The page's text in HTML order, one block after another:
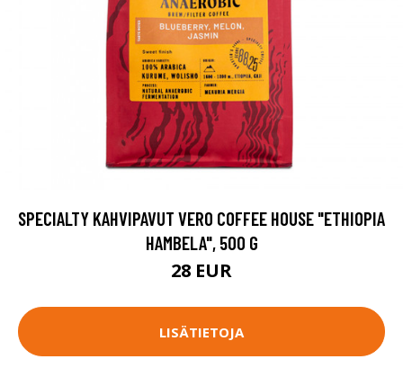
SPECIALTY KAHVIPAVUT VERO COFFEE HOUSE "ETHIOPIA
HAMBELA", 500 G
28 EUR
LISÄTIETOJA